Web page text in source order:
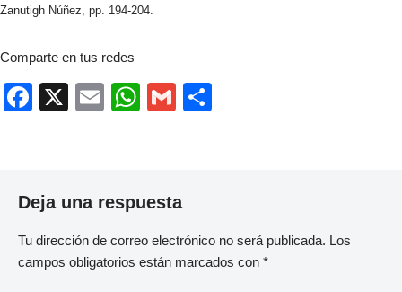
Zanutigh Núñez, pp. 194-204.
Comparte en tus redes
F
b
o
o
X
E
W
A
p
p
G
tir
Deja una respuesta
Tu dirección de correo electrónico no será publicada. Los
campos obligatorios están marcados con *